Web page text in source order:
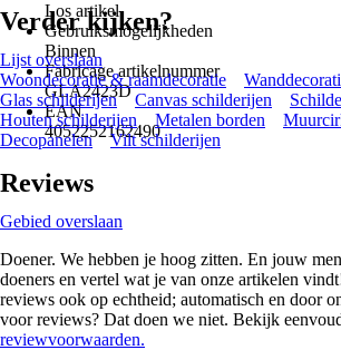
Los artikel
Gebruiksmogelijkheden
Binnen
Fabricage artikelnummer
GLA2423D
EAN
4052252162490
Verder kijken?
Lijst overslaan
Woondecoratie & raamdecoratie
Glas schilderijen
Canvas schilderijen
Houten schilderijen
Metalen borden
Decopanelen
Vilt schilderijen
Reviews
Gebied overslaan
Doener. We hebben je hoog zitten. En jouw
doeners en vertel wat je van onze artikelen
reviews ook op echtheid; automatisch en door
voor reviews? Dat doen we niet. Bekijk
reviewvoorwaarden.